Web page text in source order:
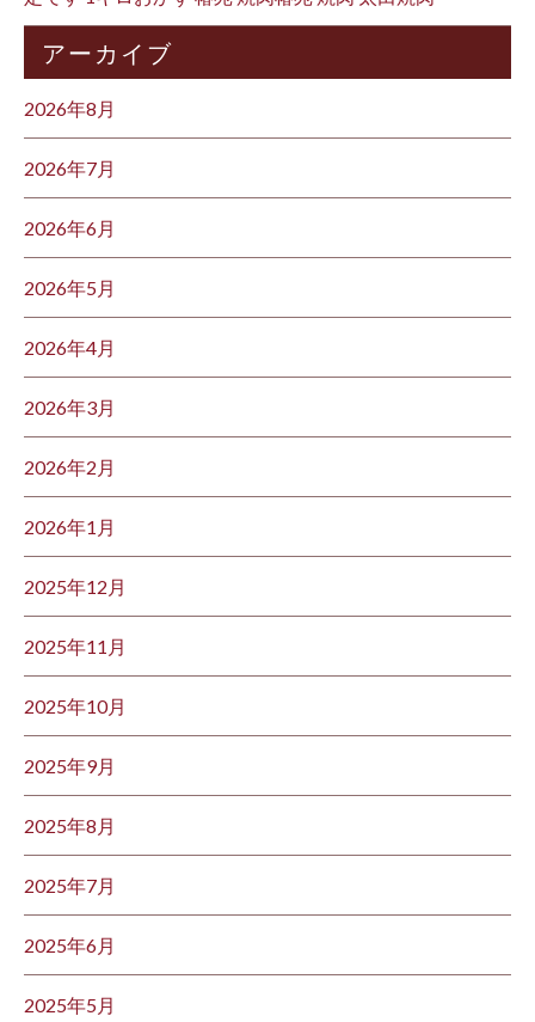
アーカイブ
2026年8月
2026年7月
2026年6月
2026年5月
2026年4月
2026年3月
2026年2月
2026年1月
2025年12月
2025年11月
2025年10月
2025年9月
2025年8月
2025年7月
2025年6月
2025年5月